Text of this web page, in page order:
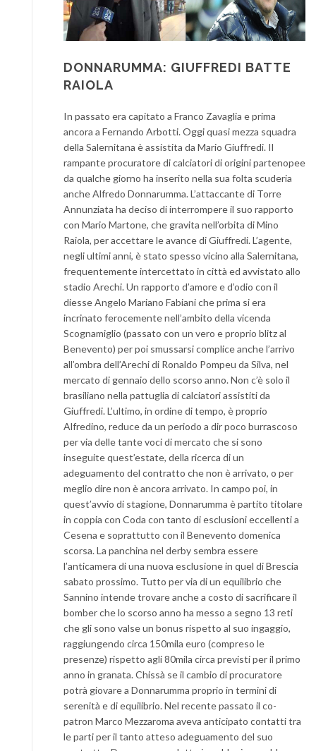
DONNARUMMA: GIUFFREDI BATTE
RAIOLA
In passato era capitato a Franco Zavaglia e prima
ancora a Fernando Arbotti. Oggi quasi mezza squadra
della Salernitana è assistita da Mario Giuffredi. Il
rampante procuratore di calciatori di origini partenopee
da qualche giorno ha inserito nella sua folta scuderia
anche Alfredo Donnarumma. L’attaccante di Torre
Annunziata ha deciso di interrompere il suo rapporto
con Mario Martone, che gravita nell’orbita di Mino
Raiola, per accettare le avance di Giuffredi. L’agente,
negli ultimi anni, è stato spesso vicino alla Salernitana,
frequentemente intercettato in città ed avvistato allo
stadio Arechi. Un rapporto d’amore e d’odio con il
diesse Angelo Mariano Fabiani che prima si era
incrinato ferocemente nell’ambito della vicenda
Scognamiglio (passato con un vero e proprio blitz al
Benevento) per poi smussarsi complice anche l’arrivo
all’ombra dell’Arechi di Ronaldo Pompeu da Silva, nel
mercato di gennaio dello scorso anno. Non c’è solo il
brasiliano nella pattuglia di calciatori assistiti da
Giuffredi. L’ultimo, in ordine di tempo, è proprio
Alfredino, reduce da un periodo a dir poco burrascoso
per via delle tante voci di mercato che si sono
inseguite quest’estate, della ricerca di un
adeguamento del contratto che non è arrivato, o per
meglio dire non è ancora arrivato. In campo poi, in
quest’avvio di stagione, Donnarumma è partito titolare
in coppia con Coda con tanto di esclusioni eccellenti a
Cesena e soprattutto con il Benevento domenica
scorsa. La panchina nel derby sembra essere
l’anticamera di una nuova esclusione in quel di Brescia
sabato prossimo. Tutto per via di un equilibrio che
Sannino intende trovare anche a costo di sacrificare il
bomber che lo scorso anno ha messo a segno 13 reti
che gli sono valse un bonus rispetto al suo ingaggio,
raggiungendo circa 150mila euro (compreso le
presenze) rispetto agli 80mila circa previsti per il primo
anno in granata. Chissà se il cambio di procuratore
potrà giovare a Donnarumma proprio in termini di
serenità e di equilibrio. Nel recente passato il co-
patron Marco Mezzaroma aveva anticipato contatti tra
le parti per il tanto atteso adeguamento del suo